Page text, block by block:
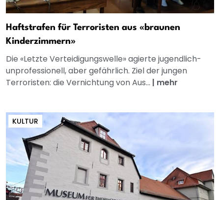
Haftstrafen für Terroristen aus «braunen
Kinderzimmern»
Die «Letzte Verteidigungswelle» agierte jugendlich-
unprofessionell, aber gefährlich. Ziel der jungen
Terroristen: die Vernichtung von Aus... | mehr
KULTUR